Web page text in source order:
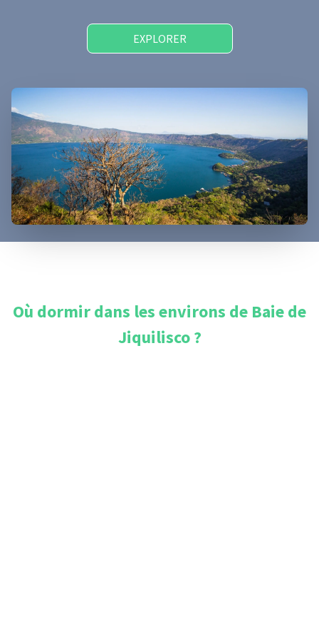
EXPLORER
Où dormir dans les environs de Baie de
Jiquilisco?